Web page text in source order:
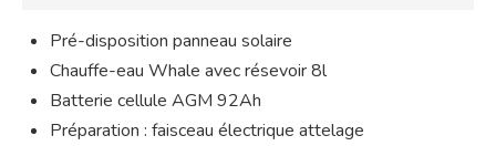
Pré-disposition panneau solaire
Chauffe-eau Whale avec résevoir 8l
Batterie cellule AGM 92Ah
Préparation : faisceau électrique attelage